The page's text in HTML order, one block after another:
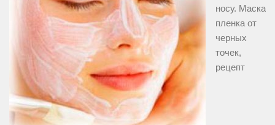
носу. Маска
пленка от
черных
точек,
рецепт